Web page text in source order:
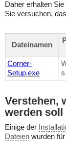
Daher erhalten
Sie versuchen,
Dateinamen
Corner-
Setup.exe
s
Verstehen,
werden soll
Einige der
Dateien wurden